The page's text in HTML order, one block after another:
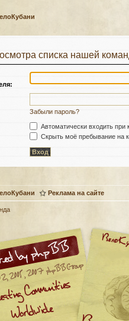
списка нашей
Забыли пароль?
Автоматически входить
Скрыть моё пребывание на
Реклама на сайте